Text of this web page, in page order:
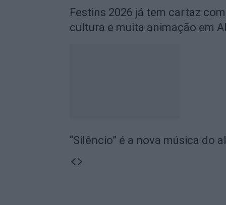
Festins 2026 já tem cartaz
cultura e muita animação em
“Silêncio” é a nova música do